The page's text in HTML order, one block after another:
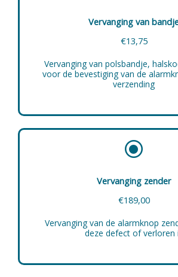
Vervanging van
€13,75
Vervanging van polsbandje,
voor de bevestiging van de
verzending
Vervanging zender
€189,00
Vervanging van de alarmknop
deze defect of verloren